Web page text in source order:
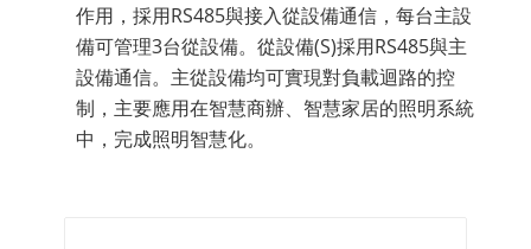
作用，採用RS485與接入從設備通信，每台主設
備可管理3台從設備。從設備(S)採用RS485與主
設備通信。主從設備均可實現對負載迴路的控
制，主要應用在智慧商辦、智慧家居的照明系統
中，完成照明智慧化。